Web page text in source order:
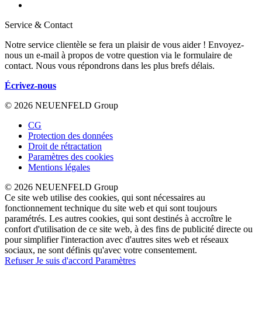
Service & Contact
Notre service clientèle se fera un plaisir de vous aider ! Envoyez-
nous un e-mail à propos de votre question via le formulaire de
contact. Nous vous répondrons dans les plus brefs délais.
Écrivez-nous
© 2026 NEUENFELD Group
CG
Protection des données
Droit de rétractation
Paramètres des cookies
Mentions légales
© 2026 NEUENFELD Group
Ce site web utilise des cookies, qui sont nécessaires au
fonctionnement technique du site web et qui sont toujours
paramétrés. Les autres cookies, qui sont destinés à accroître le
confort d'utilisation de ce site web, à des fins de publicité directe ou
pour simplifier l'interaction avec d'autres sites web et réseaux
sociaux, ne sont définis qu'avec votre consentement.
RefuserJe suis d'accord Paramètres